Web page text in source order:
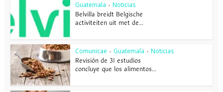
Guatemala • Noticias
Belvilla breidt Belgische
activiteiten uit met de...
Comunicae • Guatemala • Noticias
Revisión de 31 estudios
concluye que los alimentos...